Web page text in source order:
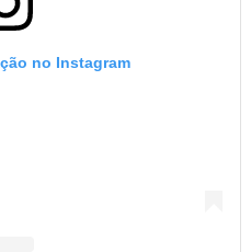
no Instagram